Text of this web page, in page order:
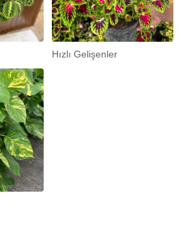
Hızlı Gelişenler